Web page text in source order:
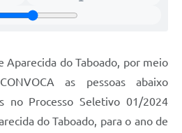
Aparecida do Taboado, por meio
as pessoas abaixo
no Processo Seletivo 01/2024
do Taboado, para o ano de